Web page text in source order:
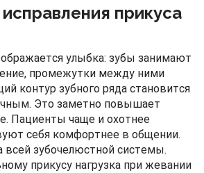
прикуса
улыбка: зубы занимают
промежутки между ними
контур зубного ряда становится
Это заметно повышает
Пациенты чаще и охотнее
себя комфортнее в общении.
всей зубочелюстной системы.
прикусу нагрузка при жевании